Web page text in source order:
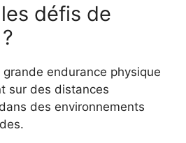
défis de
endurance physique
sur des distances
des environnements